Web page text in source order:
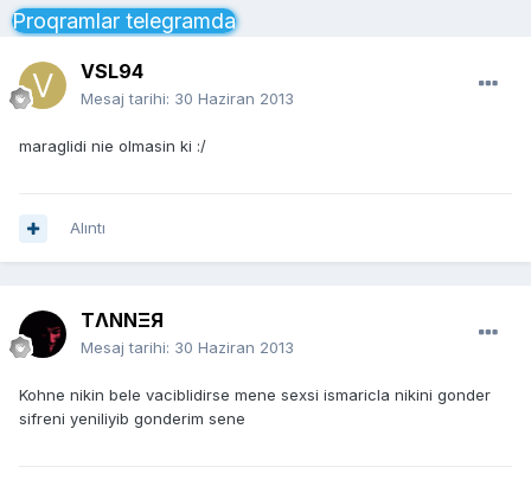
Proqramlar telegramda
VSL94
Mesaj tarihi: 30 Haziran 2013
maraglidi nie olmasin ki :/
Alıntı
TΛNNΞЯ
Mesaj tarihi: 30 Haziran 2013
Kohne nikin bele vaciblidirse mene sexsi ismaricla nikini gonder
sifreni yeniliyib gonderim sene